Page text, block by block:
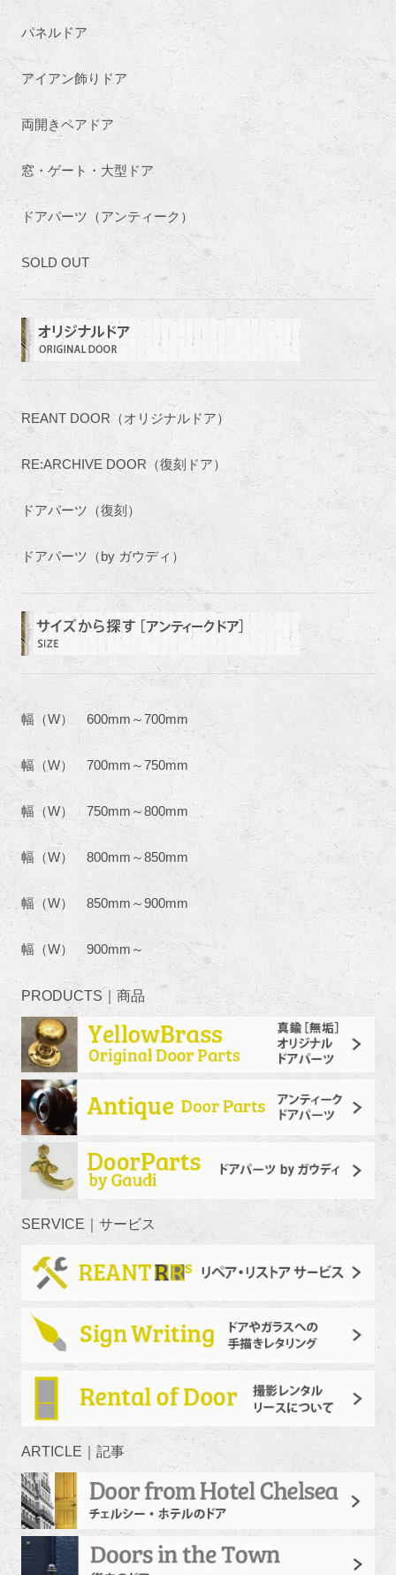
パネルドア
アイアン飾りドア
両開きペアドア
窓・ゲート・大型ドア
ドアパーツ（アンティーク）
SOLD OUT
REANT DOOR（オリジナルドア）
RE:ARCHIVE DOOR（復刻ドア）
ドアパーツ（復刻）
ドアパーツ（by ガウディ）
幅（W） 600mm～700mm
幅（W） 700mm～750mm
幅（W） 750mm～800mm
幅（W） 800mm～850mm
幅（W） 850mm～900mm
幅（W） 900mm～
PRODUCTS｜商品
SERVICE｜サービス
ARTICLE｜記事